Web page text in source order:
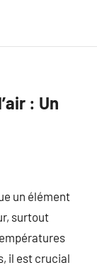
: Un
un élément
surtout
il est crucial